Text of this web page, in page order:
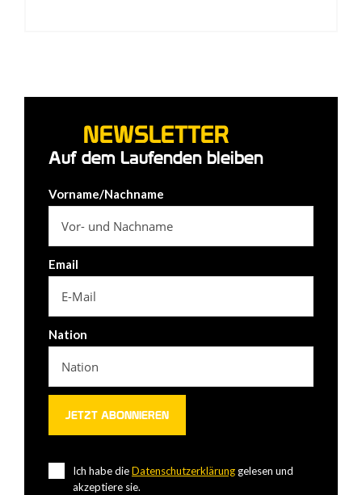
NEWSLETTER
Auf dem Laufenden bleiben
Vorname/Nachname
Email
Nation
Ich habe dieDatenschutzerklärung gelesen und
akzeptiere sie.